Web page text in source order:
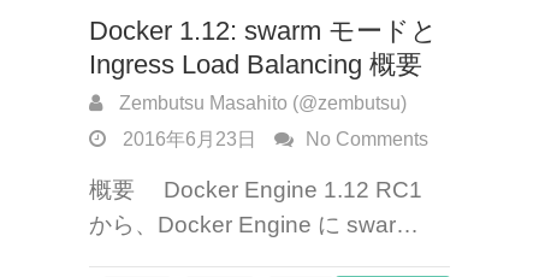
Docker 1.12: swarm モードと
Ingress Load Balancing 概要
Zembutsu Masahito (@zembutsu)
2016年6月23日
No Comments
概要 Docker Engine 1.12 RC1
から、Docker Engine に swar…